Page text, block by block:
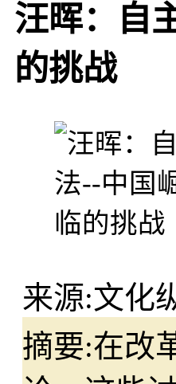
汪晖：自
的挑战
来源:文化
摘要:在改